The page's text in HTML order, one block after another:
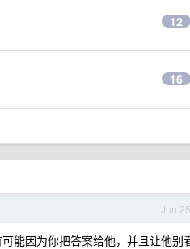
12
16
Jun 25
能因为你把答案给他，并且让他别